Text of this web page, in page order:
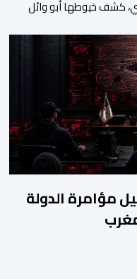
كشف خيوطها أبو وائل
العسكرية الجزائرية
وائل الريفي أنه: “بعد
عبر عملائها […]
مؤامرة الدولة